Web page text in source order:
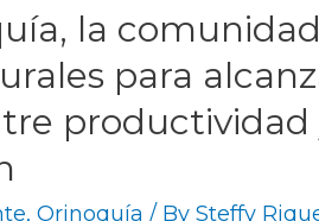
la
para
productividad
,Orinoquía / BySteffy